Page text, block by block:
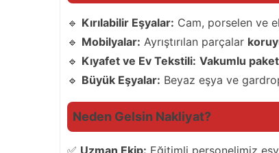
🔹 Kırılabilir Eşyalar: Cam, porselen ve
🔹 Mobilyalar: Ayrıştırılan parçalar
🔹 Kıyafet ve Ev Tekstili: Vakumlu
🔹 Büyük Eşyalar: Beyaz eşya ve
Neden Gelsin Nakliyat?